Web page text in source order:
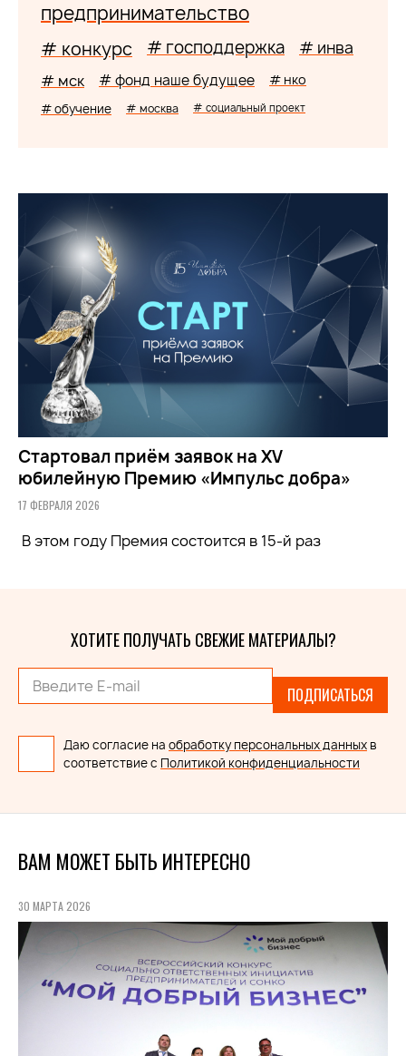
предпринимательство
# конкурс # господдержка # инва
# мск # фонд наше будущее # нко
# обучение # москва # социальный проект
Стартовал приём заявок на XV
юбилейную Премию «Импульс добра»
17 ФЕВРАЛЯ 2026
В этом году Премия состоится в 15-й раз
ХОТИТЕ ПОЛУЧАТЬ СВЕЖИЕ МАТЕРИАЛЫ?
ПОДПИСАТЬСЯ
Даю согласие на обработку персональных данных в
соответствие с Политикой конфиденциальности
ВАМ МОЖЕТ БЫТЬ ИНТЕРЕСНО
30 МАРТА 2026